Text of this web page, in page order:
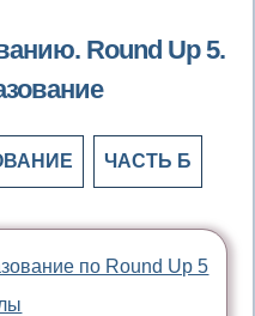
Round Up 5.
ЧАСТЬ Б
по Round Up 5